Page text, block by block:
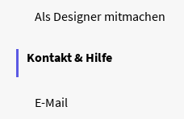
Als Designer mitmachen
Kontakt & Hilfe
E-Mail